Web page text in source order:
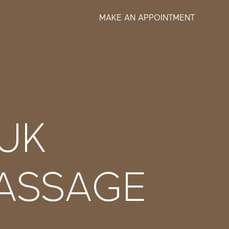
MAKE AN APPOINTMENT